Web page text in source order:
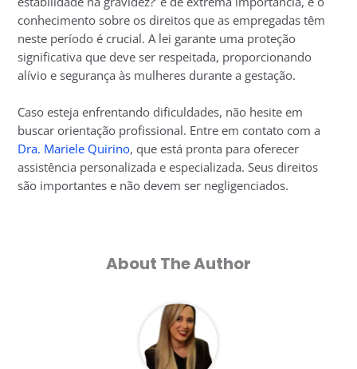
conhecimento sobre os direitos que as empregadas têm
neste período é crucial. A lei garante uma proteção
significativa que deve ser respeitada, proporcionando
alívio e segurança às mulheres durante a gestação.
Caso esteja enfrentando dificuldades, não hesite em
buscar orientação profissional. Entre em contato com a
Dra. Mariele Quirino, que está pronta para oferecer
assistência personalizada e especializada. Seus direitos
são importantes e não devem ser negligenciados.
About The Author